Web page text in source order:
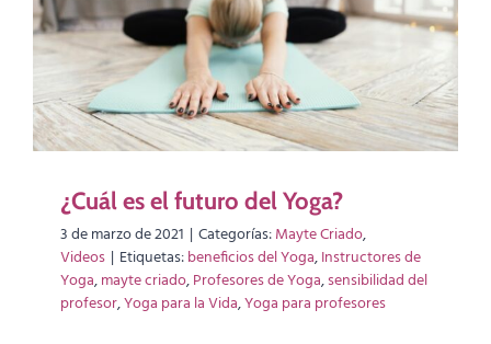
¿Cuál es el futuro del Yoga?
3 de marzo de 2021 | Categorías:Mayte Criado,
Videos | Etiquetas:beneficios del Yoga,Instructores de
Yoga,mayte criado,Profesores de Yoga,sensibilidad del
profesor,Yoga para la Vida,Yoga para profesores